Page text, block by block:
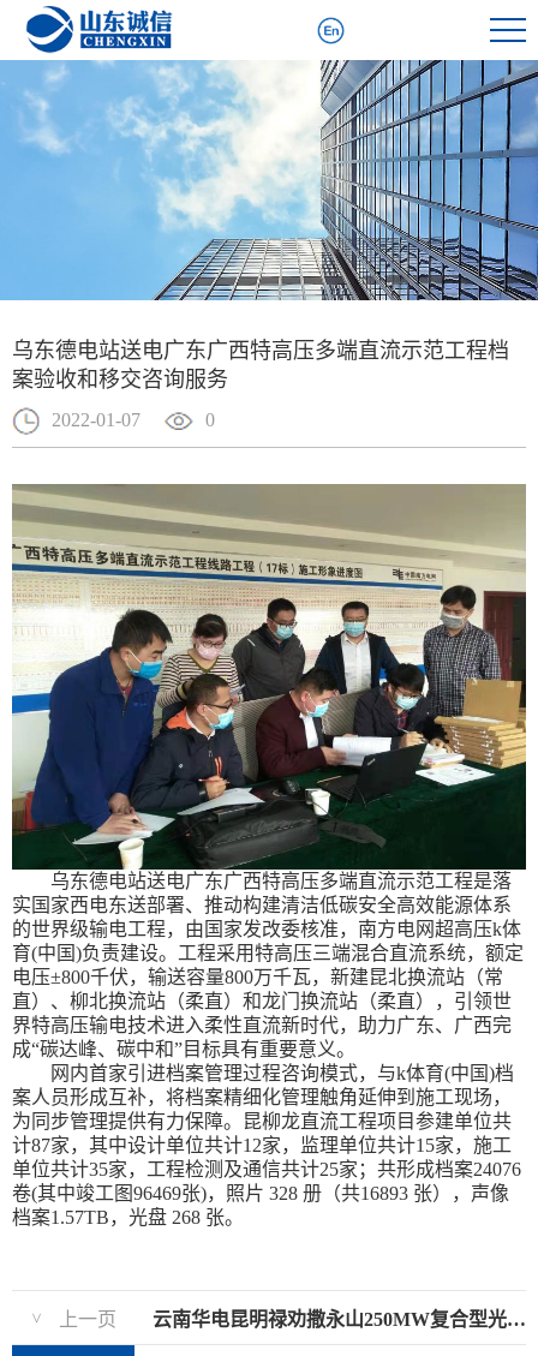
乌东德电站送电广东广西特高压多端直流示范工程档
案验收和移交咨询服务
2022-01-07 0
乌东德电站送电广东广西特高压多端直流示范工程是落
实国家西电东送部署、推动构建清洁低碳安全高效能源体系
的世界级输电工程，由国家发改委核准，南方电网超高压k体
育(中国)负责建设。工程采用特高压三端混合直流系统，额定
电压±800千伏，输送容量800万千瓦，新建昆北换流站（常
直）、柳北换流站（柔直）和龙门换流站（柔直），引领世
界特高压输电技术进入柔性直流新时代，助力广东、广西完
成“碳达峰、碳中和”目标具有重要意义。
网内首家引进档案管理过程咨询模式，与k体育(中国)档
案人员形成互补，将档案精细化管理触角延伸到施工现场，
为同步管理提供有力保障。昆柳龙直流工程项目参建单位共
计87家，其中设计单位共计12家，监理单位共计15家，施工
单位共计35家，工程检测及通信共计25家；共形成档案24076
卷(其中竣工图96469张)，照片 328 册（共16893 张），声像
档案1.57TB，光盘 268 张。
> 上一页 云南华电昆明禄劝撒永山250MW复合型光伏项目档案管理咨询服务